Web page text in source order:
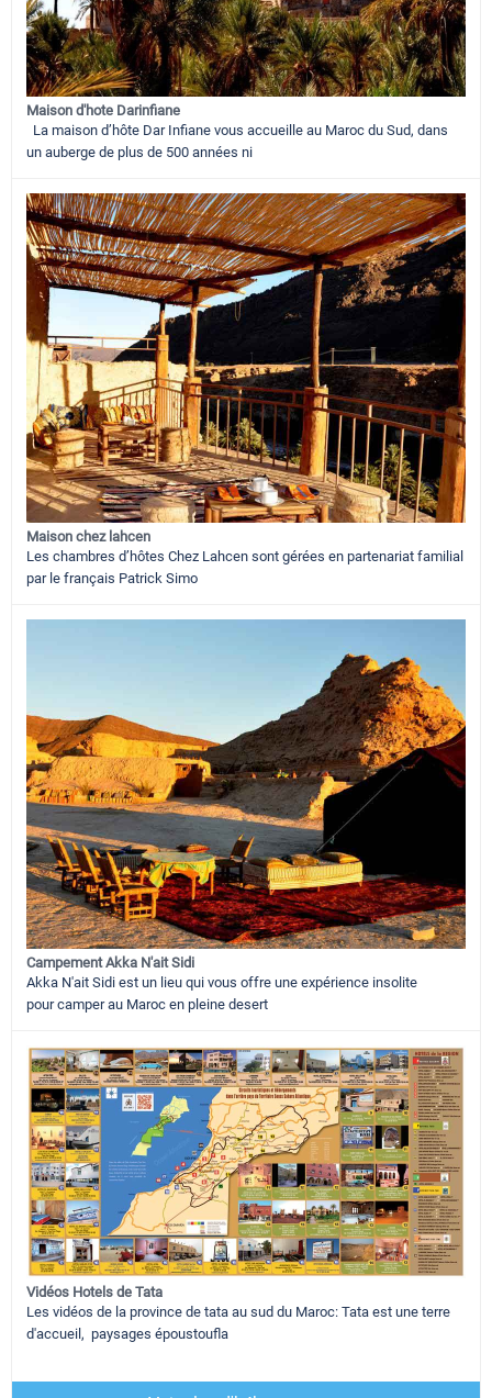
Maison d'hote Darinfiane
La maison d’hôte Dar Infiane vous accueille au Maroc du Sud, dans
un auberge de plus de 500 années ni
Maison chez lahcen
Les chambres d’hôtes Chez Lahcen sont gérées en partenariat familial
par le français Patrick Simo
Campement Akka N'ait Sidi
Akka N'ait Sidi est un lieu qui vous offre une expérience insolite
pour camper au Maroc en pleine desert
Vidéos Hotels de Tata
Les vidéos de la province de tata au sud du Maroc: Tata est une terre
d'accueil, paysages époustoufla